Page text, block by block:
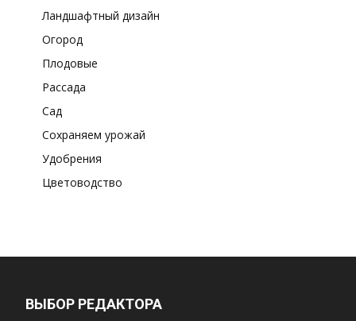
Ландшафтный дизайн
Огород
Плодовые
Рассада
Сад
Сохраняем урожай
Удобрения
Цветоводство
ВЫБОР РЕДАКТОРА